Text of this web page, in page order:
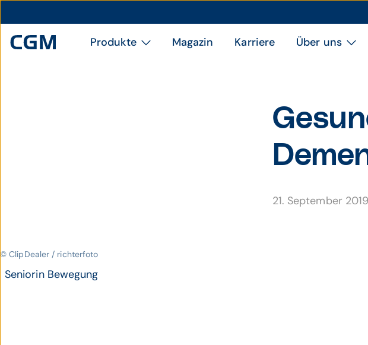
Produkte Magazin Karriere Über uns
21. September 2019
© ClipDealer / richterfoto
Seniorin Bewegung